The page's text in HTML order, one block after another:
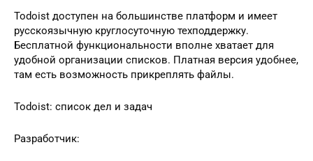
Todoist доступен на большинстве платформ и имеет
русскоязычную круглосуточную техподдержку.
Бесплатной функциональности вполне хватает для
удобной организации списков. Платная версия удобнее,
там есть возможность прикреплять файлы.
Todoist: список дел и задач
Разработчик: